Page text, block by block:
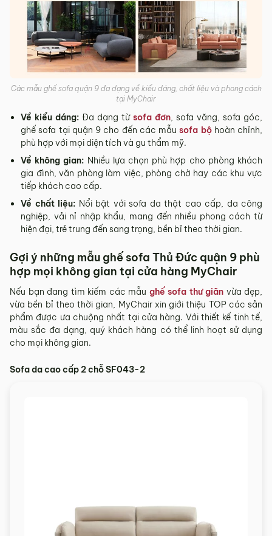
Các mẫu ghế sofa quận 9 đa dạng về kiểu dáng, chất liệu và phong cách
tại MyChair
Về kiểu dáng: Đa dạng từ sofa đơn, sofa văng, sofa góc,
ghế sofa tại quận 9 cho đến các mẫusofa bộhoàn chỉnh,
phù hợp với mọi diện tích và gu thẩm mỹ.
Về không gian: Nhiều lựa chọn phù hợp cho phòng khách
gia đình, văn phòng làm việc, phòng chờ hay các khu vực
tiếp khách cao cấp.
Về chất liệu: Nổi bật với sofa da thật cao cấp, da công
nghiệp, vải nỉ nhập khẩu, mang đến nhiều phong cách từ
hiện đại, trẻ trung đến sang trọng, bền bỉ theo thời gian.
Gợi ý những mẫu ghế sofa Thủ Đức quận 9 phù
hợp mọi không gian tại cửa hàng MyChair
Nếu bạn đang tìm kiếm các mẫu ghế sofa thư giãn vừa đẹp,
vừa bền bỉ theo thời gian, MyChair xin giới thiệu TOP các sản
phẩm được ưa chuộng nhất tại cửa hàng. Với thiết kế tinh tế,
màu sắc đa dạng, quý khách hàng có thể linh hoạt sử dụng
cho mọi không gian.
Sofa da cao cấp 2 chỗ SF043-2